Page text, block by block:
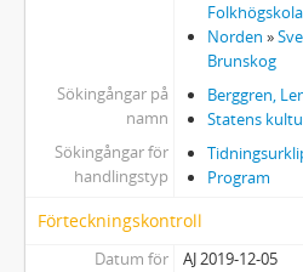
Folkhögskola
Norden »
Brunskog
Sökingångar på
namn
Berggren,
Statens
Sökingångar för
handlingstyp
Program
Förteckningskontroll
Datum för AJ 2019-12-05